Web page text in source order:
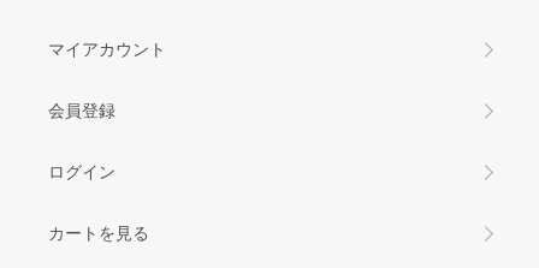
マイアカウント
会員登録
ログイン
カートを見る